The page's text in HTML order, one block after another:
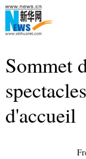
Sommet
d'accueil